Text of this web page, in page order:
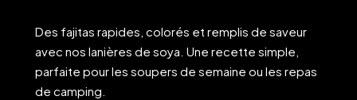
Des fajitas rapides, colorés et remplis de saveur
avec nos lanières de soya. Une recette simple,
parfaite pour les soupers de semaine ou les repas
de camping.